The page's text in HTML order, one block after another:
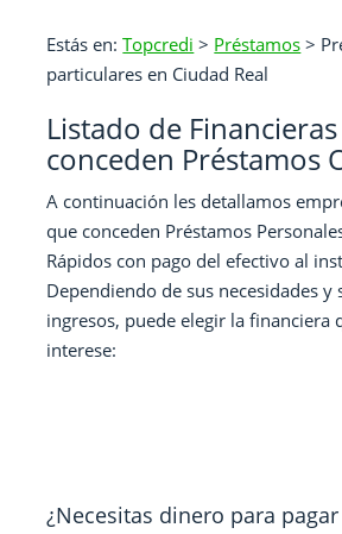
Estás en:Topcredi > Préstamos >
particulares en Ciudad Real
Listado de
conceden Préstamos
A continuación les detallamos
que conceden Préstamos
Rápidos con pago del efectivo al
Dependiendo de sus necesidades y
ingresos, puede elegir la financiera
interese:
¿Necesitas dinero para